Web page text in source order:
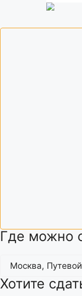
Где можно
Хотите